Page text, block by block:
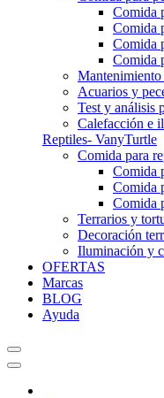
Comida
Comida
Comida
Comida
Mantenimiento
Acuarios y
Test y análisis
Calefacción e
Reptiles- VanyTurtle
Comida para
Comida
Comida
Comida
Terrarios y
Decoración
Iluminación y
OFERTAS
Marcas
BLOG
Ayuda